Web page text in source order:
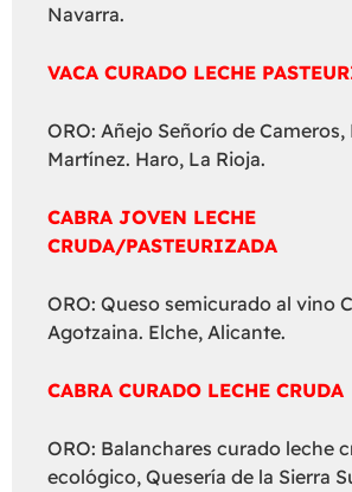
Navarra.
VACA CURADO LECHE
ORO: Añejo Señorío de Cameros,
Martínez. Haro, La Rioja.
CABRA JOVEN LECHE
CRUDA/PASTEURIZADA
ORO: Queso semicurado al vino
Agotzaina. Elche, Alicante.
CABRA CURADO LECHE CRUDA
ORO: Balanchares curado leche
ecológico, Quesería de la Sierra